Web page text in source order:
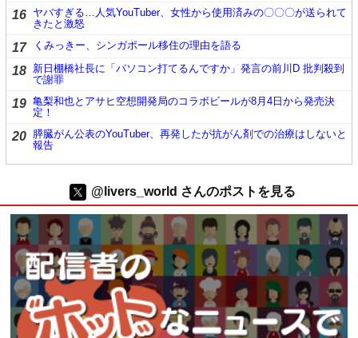
16 ヤバすぎる…人気YouTuber、女性から使用済みの〇〇〇が送られて
きたと激怒
17 くみっきー、シンガポール移住の理由を語る
18 新日棚橋社長に「パソコン打てるんですか」発言の前川D 批判殺到
で謝罪
19 亀梨和也とアサヒ空想開発局のコラボビールが8月4日から発売決
定！
20 膵臓がん公表のYouTuber、再発したが抗がん剤での治療はしないと
報告
@livers_world さんのポストを見る